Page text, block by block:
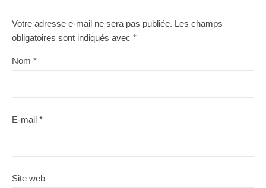
Votre adresse e-mail ne sera pas publiée. Les champs
obligatoires sont indiqués avec *
Nom *
E-mail *
Site web